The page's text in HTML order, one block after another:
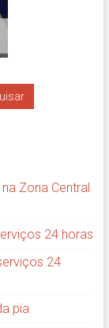
Zona Central
24 horas
24
pia